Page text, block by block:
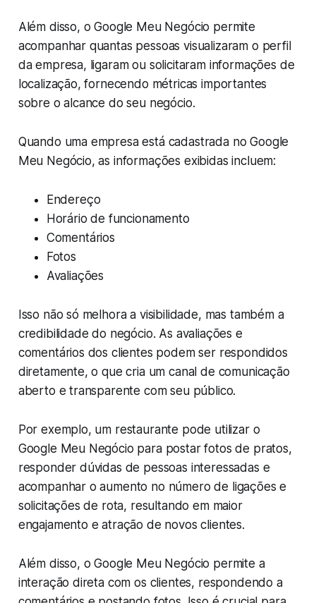
Além disso, o Google Meu Negócio permite
acompanhar quantas pessoas visualizaram o perfil
da empresa, ligaram ou solicitaram informações de
localização, fornecendo métricas importantes
sobre o alcance do seu negócio.
Quando uma empresa está cadastrada no Google
Meu Negócio, as informações exibidas incluem:
Endereço
Horário de funcionamento
Comentários
Fotos
Avaliações
Isso não só melhora a visibilidade, mas também a
credibilidade do negócio. As avaliações e
comentários dos clientes podem ser respondidos
diretamente, o que cria um canal de comunicação
aberto e transparente com seu público.
Por exemplo, um restaurante pode utilizar o
Google Meu Negócio para postar fotos de pratos,
responder dúvidas de pessoas interessadas e
acompanhar o aumento no número de ligações e
solicitações de rota, resultando em maior
engajamento e atração de novos clientes.
Além disso, o Google Meu Negócio permite a
interação direta com os clientes, respondendo a